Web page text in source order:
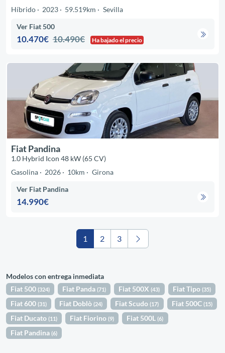
Híbrido
2023 59.519km Sevilla
Ver Fiat 500
10.470€ 10.490€ Ha bajado el precio
Fiat Pandina
1.0 Hybrid Icon 48 kW (65 CV)
Gasolina
2026 10km Girona
Ver Fiat Pandina
14.990€
1 2 3
Modelos con entrega inmediata
Fiat 500(324) Fiat Panda(71) Fiat 500X(43) Fiat Tipo (35)
Fiat 600(31) Fiat Doblò(24) Fiat Scudo(17) Fiat 500C (15)
Fiat Ducato(11) Fiat Fiorino(9) Fiat 500L(6)
Fiat Pandina(6)